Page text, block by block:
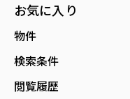
お気に入り
物件
検索条件
閲覧履歴
所在地